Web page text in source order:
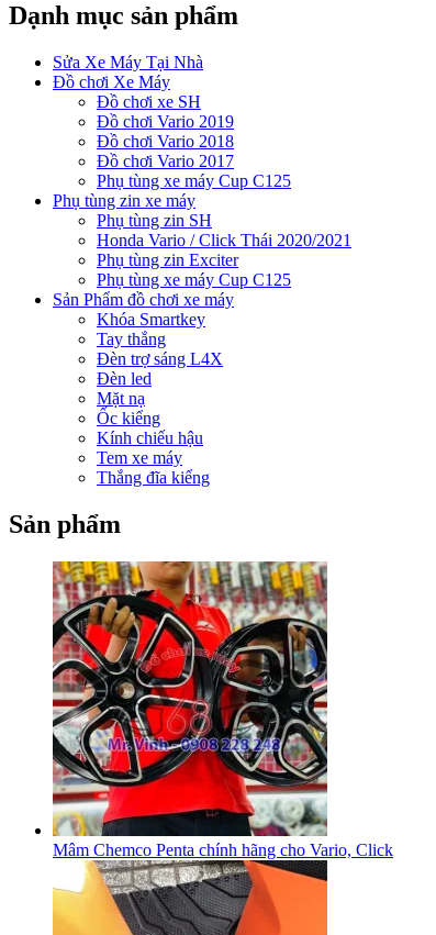
Dạnh mục sản phẩm
Sửa Xe Máy Tại Nhà
Đồ chơi Xe Máy
Đồ chơi xe SH
Đồ chơi Vario 2019
Đồ chơi Vario 2018
Đồ chơi Vario 2017
Phụ tùng xe máy Cup C125
Phụ tùng zin xe máy
Phụ tùng zin SH
Honda Vario / Click Thái 2020/2021
Phụ tùng zin Exciter
Phụ tùng xe máy Cup C125
Sản Phẩm đồ chơi xe máy
Khóa Smartkey
Tay thắng
Đèn trợ sáng L4X
Đèn led
Mặt nạ
Ốc kiểng
Kính chiếu hậu
Tem xe máy
Thắng đĩa kiểng
Sản phẩm
Mâm Chemco Penta chính hãng cho Vario, Click